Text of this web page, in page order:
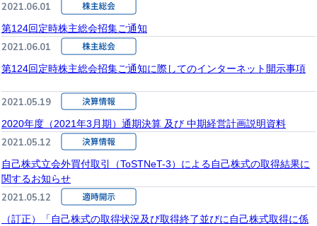
2021.06.01
第124回定時株主総会招集ご通知
2021.06.01
第124回定時株主総会招集ご通知に際してのインターネット開示事項
2021.05.19
2020年度（2021年3月期）通期決算 及び 中期経営計画説明資料
2021.05.12
自己株式立会外買付取引（ToSTNeT-3）による自己株式の取得結果に
関するお知らせ
2021.05.12
（訂正）「自己株式の取得状況及び取得終了並びに自己株式取得に係